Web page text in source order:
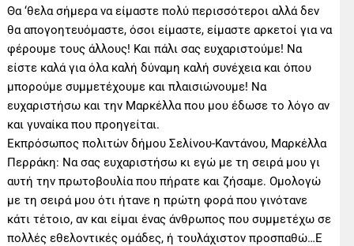
Θα ‘θελα σήμερα να είμαστε πολύ περισσότεροι αλλά δεν
θα απογοητευόμαστε, όσοι είμαστε, είμαστε αρκετοί για να
φέρουμε τους άλλους! Και πάλι σας ευχαριστούμε! Nα
είστε καλά για όλα καλή δύναμη καλή συνέχεια και όπου
μπορούμε συμμετέχουμε και πλαισιώνουμε! Να
ευχαριστήσω και την Μαρκέλλα που μου έδωσε το λόγο αν
και γυναίκα που προηγείται.
Εκπρόσωπος πολιτών δήμου Σελίνου-Καντάνου, Μαρκέλλα
Περράκη: Να σας ευχαριστήσω κι εγώ με τη σειρά μου γι
αυτή την πρωτοβουλία που πήρατε και ζήσαμε. Ομολογώ
με τη σειρά μου ότι ήτανε η πρώτη φορά που γινότανε
κάτι τέτοιο, αν και είμαι ένας άνθρωπος που συμμετέχω σε
πολλές εθελοντικές ομάδες, ή τουλάχιστον προσπαθώ…Ε